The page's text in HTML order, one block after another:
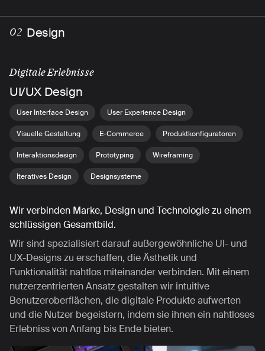
02 Design
Digitale Erlebnisse
UI/UX Design
User Interface Design User Experience Design
Visuelle Gestaltung E-Commerce Produktkonfiguratoren
Interaktionsdesign Prototyping Wireframing
Iteratives Design Designsysteme
Wir verbinden Marke, Design und Technologie zu einem
schlüssigen Gesamtbild.
Wir sind spezialisiert darauf außergewöhnliche UI- und
UX-Designs zu erschaffen, die Ästhetik und
Funktionalität nahtlos miteinander verbinden. Mit einem
nutzerzentrierten Ansatz gestalten wir intuitive
Benutzeroberflächen, die digitale Produkte aufwerten
und die Nutzer begeistern, indem sie ihnen ein nahtloses
Erlebniss von Anfang bis Ende bieten.